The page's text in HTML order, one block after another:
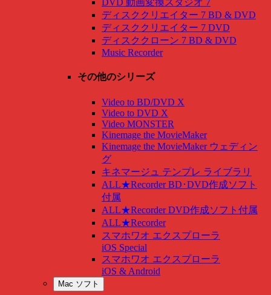
DVD 動画変換スタジオ 7
ディスククリエイター 7 BD & DVD
ディスククリエイター 7 DVD
ディスククローン 7 BD & DVD
Music Recorder
その他のシリーズ
Video to BD/DVD X
Video to DVD X
Video MONSTER
Kinemage the MovieMaker
Kinemage the MovieMaker ウェディン
グ
キネマージュ テンプレ ライブラリ
ALL★Recorder BD･DVD作成ソフト
付属
ALL★Recorder DVD作成ソフト付属
ALL★Recorder
スマホワオ エクスプローラ
iOS Special
スマホワオ エクスプローラ
iOS & Android
Mac ソフト